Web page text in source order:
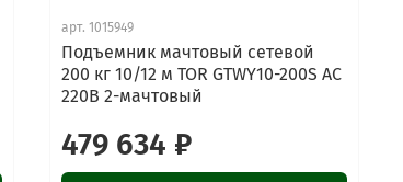
арт.1015949
Подъемник мачтовый сетевой
200 кг 10/12 м TOR GTWY10-200S AC
220В 2-мачтовый
479 634 ₽